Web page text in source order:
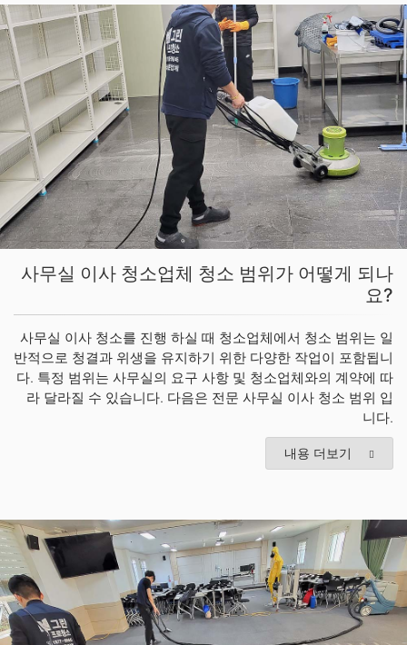
사무실 이사 청소업체 청소 범위가 어떻게 되나
요?
사무실 이사 청소를 진행 하실 때 청소업체에서 청소 범위는 일
반적으로 청결과 위생을 유지하기 위한 다양한 작업이 포함됩니
다. 특정 범위는 사무실의 요구 사항 및 청소업체와의 계약에 따
라 달라질 수 있습니다. 다음은 전문 사무실 이사 청소 범위 입
니다.
내용 더보기